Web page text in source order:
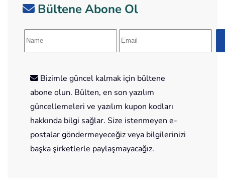
Bültene Abone Ol
Bizimle güncel kalmak için bültene
abone olun. Bülten, en son yazılım
güncellemeleri ve yazılım kupon kodları
hakkında bilgi sağlar. Size istenmeyen e-
postalar göndermeyeceğiz veya bilgilerinizi
başka şirketlerle paylaşmayacağız.